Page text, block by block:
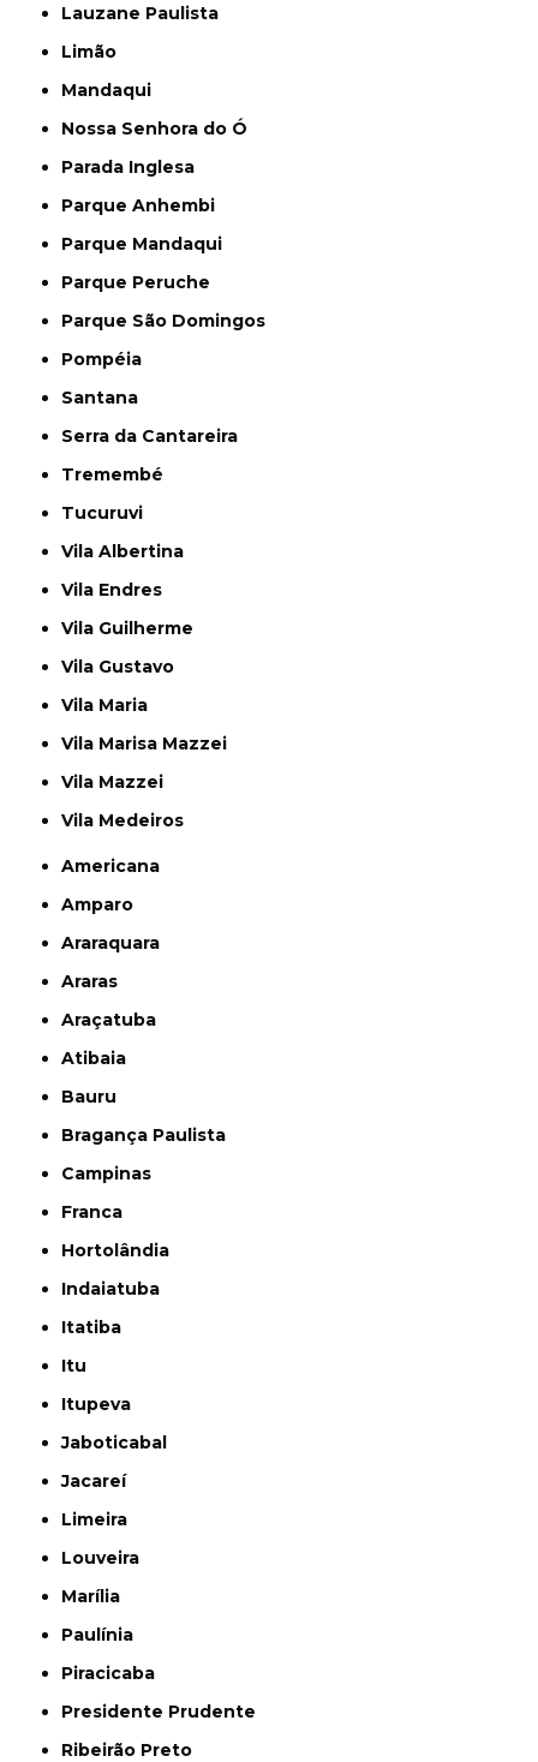
Lauzane Paulista
Limão
Mandaqui
Nossa Senhora do Ó
Parada Inglesa
Parque Anhembi
Parque Mandaqui
Parque Peruche
Parque São Domingos
Pompéia
Santana
Serra da Cantareira
Tremembé
Tucuruvi
Vila Albertina
Vila Endres
Vila Guilherme
Vila Gustavo
Vila Maria
Vila Marisa Mazzei
Vila Mazzei
Vila Medeiros
Americana
Amparo
Araraquara
Araras
Araçatuba
Atibaia
Bauru
Bragança Paulista
Campinas
Franca
Hortolândia
Indaiatuba
Itatiba
Itu
Itupeva
Jaboticabal
Jacareí
Limeira
Louveira
Marília
Paulínia
Piracicaba
Presidente Prudente
Ribeirão Preto